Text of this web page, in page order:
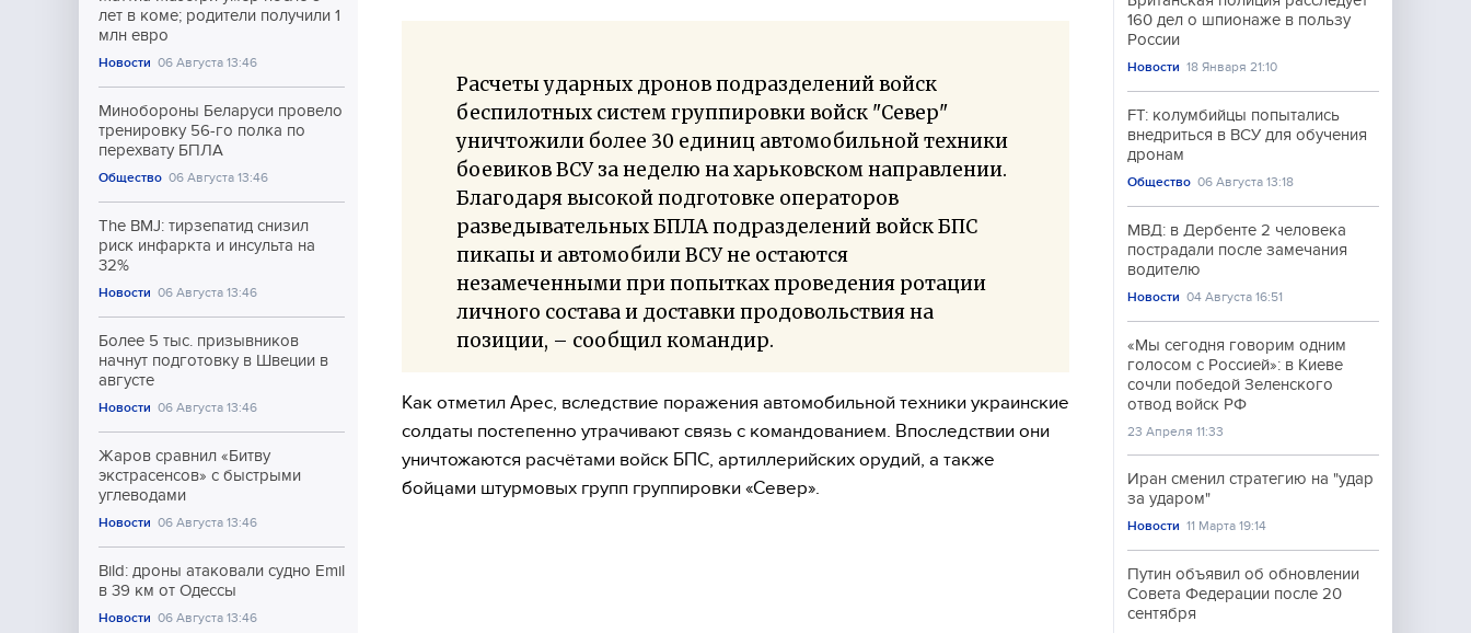
лет в коме; родители получили 1
млн евро
Новости 06 Августа 13:46
Минобороны Беларуси провело
тренировку 56-го полка по
перехвату БПЛА
Общество 06 Августа 13:46
The BMJ: тирзепатид снизил
риск инфаркта и инсульта на
32%
Новости 06 Августа 13:46
Более 5 тыс. призывников
начнут подготовку в Швеции в
августе
Новости 06 Августа 13:46
Жаров сравнил «Битву
экстрасенсов» с быстрыми
углеводами
Новости 06 Августа 13:46
Bild: дроны атаковали судно Emil
в 39 км от Одессы
Новости 06 Августа 13:46
Расчеты ударных дронов подразделений войск
беспилотных систем группировки войск "Север"
уничтожили более 30 единиц автомобильной техники
боевиков ВСУ за неделю на харьковском направлении.
Благодаря высокой подготовке операторов
разведывательных БПЛА подразделений войск БПС
пикапы и автомобили ВСУ не остаются
незамеченными при попытках проведения ротации
личного состава и доставки продовольствия на
позиции, – сообщил командир.
Как отметил Арес, вследствие поражения автомобильной техники украинские
солдаты постепенно утрачивают связь с командованием. Впоследствии они
уничтожаются расчётами войск БПС, артиллерийских орудий, а также
бойцами штурмовых групп группировки «Север».
160 дел о шпионаже в пользу
России
Новости 18 Января 21:10
FT: колумбийцы попытались
внедриться в ВСУ для обучения
дронам
Общество 06 Августа 13:18
МВД: в Дербенте 2 человека
пострадали после замечания
водителю
Новости 04 Августа 16:51
«Мы сегодня говорим одним
голосом с Россией»: в Киеве
сочли победой Зеленского
отвод войск РФ
23 Апреля 11:33
Иран сменил стратегию на "удар
за ударом"
Новости 11 Марта 19:14
Путин объявил об обновлении
Совета Федерации после 20
сентября